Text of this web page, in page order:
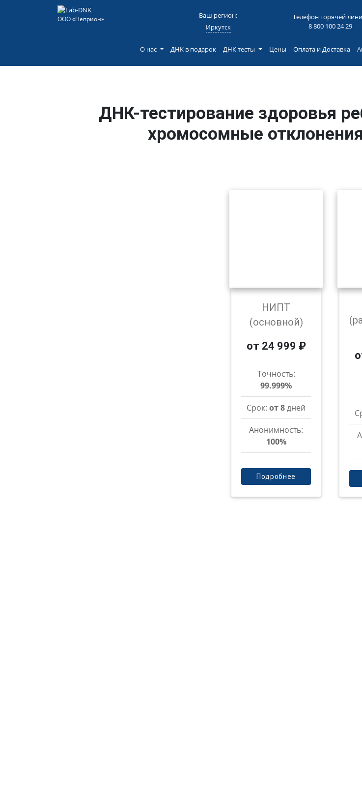
ООО «Неприон»
Ваш регион:
Иркутск
Телефон горячей
8 800 100 24 29
О нас ДНК в подарок ДНК тесты Цены Оплата и Доставка
ДНК-тестирование здоровья
хромосомные
НИПТ
(основной)
от 24 999 ₽
Точность:
99.999%
Срок: от 8дней
Анонимность:
100%
Подробнее